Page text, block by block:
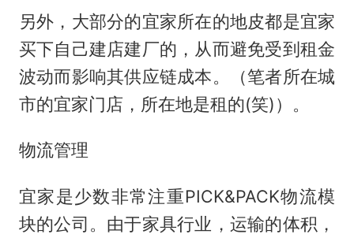
另外，大部分的宜家所在的地皮都是宜家
买下自己建店建厂的，从而避免受到租金
波动而影响其供应链成本。（笔者所在城
市的宜家门店，所在地是租的(笑)）。
物流管理
宜家是少数非常注重PICK&PACK物流模
块的公司。由于家具行业，运输的体积，